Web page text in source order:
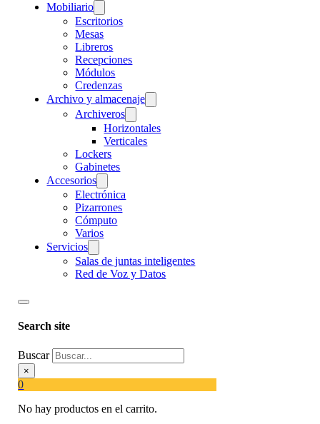
Mobiliario
Escritorios
Mesas
Libreros
Recepciones
Módulos
Credenzas
Archivo y almacenaje
Archiveros
Horizontales
Verticales
Lockers
Gabinetes
Accesorios
Electrónica
Pizarrones
Cómputo
Varios
Servicios
Salas de juntas inteligentes
Red de Voz y Datos
Search site
Buscar
×
0
No hay productos en el carrito.